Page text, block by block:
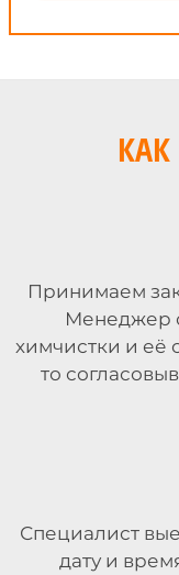
Принимаем
Менеджер
химчистки и её
то
Специалист
дату и